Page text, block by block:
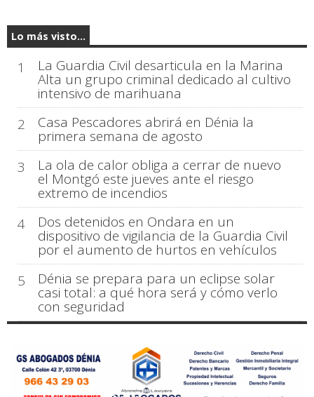
Lo más visto...
1 La Guardia Civil desarticula en la Marina
Alta un grupo criminal dedicado al cultivo
intensivo de marihuana
2
Casa Pescadores abrirá en Dénia la
primera semana de agosto
3
La ola de calor obliga a cerrar de nuevo
el Montgó este jueves ante el riesgo
extremo de incendios
4
Dos detenidos en Ondara en un
dispositivo de vigilancia de la Guardia Civil
por el aumento de hurtos en vehículos
5
Dénia se prepara para un eclipse solar
casi total: a qué hora será y cómo verlo
con seguridad